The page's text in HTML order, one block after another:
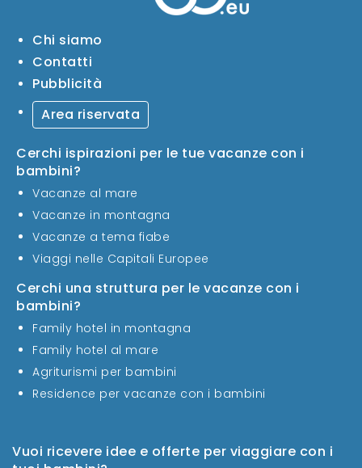
Vuoi ricevere idee e offerte per viaggiare con i
Chi siamo
Contatti
Pubblicità
Area riservata
Cerchi ispirazioni per le tue vacanze con i
bambini?
Vacanze al mare
Vacanze in montagna
Vacanze a tema fiabe
Viaggi nelle Capitali Europee
Cerchi una struttura per le vacanze con i
bambini?
Family hotel in montagna
Family hotel al mare
Agriturismi per bambini
Residence per vacanze con i bambini